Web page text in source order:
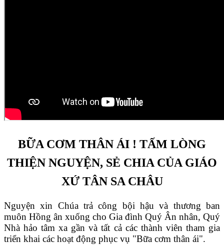
BỮA CƠM THÂN ÁI ! TẤM LÒNG
THIỆN NGUYỆN, SẺ CHIA CỦA GIÁO
XỨ TÂN SA CHÂU
Nguyện xin Chúa trả công bội hậu và thương ban
muôn Hồng ân xuống cho Gia đình Quý Ân nhân, Quý
Nhà hảo tâm xa gần và tất cả các thành viên tham gia
triển khai các hoạt động phục vụ "Bữa cơm thân ái".